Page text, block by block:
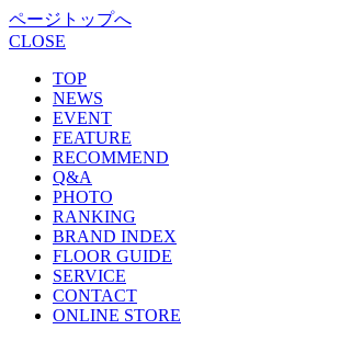
ページトップへ
CLOSE
TOP
NEWS
EVENT
FEATURE
RECOMMEND
Q&A
PHOTO
RANKING
BRAND INDEX
FLOOR GUIDE
SERVICE
CONTACT
ONLINE STORE